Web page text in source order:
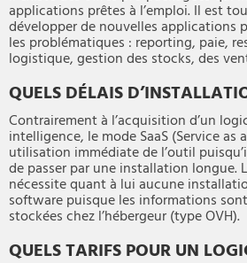
applications prêtes à l’emploi. Il est
développer de nouvelles applications
les problématiques : reporting, paie,
logistique, gestion des stocks, des
QUELS DÉLAIS
Contrairement à l’acquisition d’un
intelligence, le mode SaaS (Service as
utilisation immédiate de l’outil
de passer par une installation longue.
nécessite quant à lui aucune
software puisque les informations
stockées chez l’hébergeur (type OVH).
QUELS TARIFS POUR UN